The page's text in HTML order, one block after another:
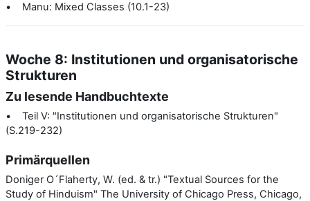
• Manu: Mixed Classes (10.1-23)
Woche 8: Institutionen und organisatorische
Strukturen
Zu lesende Handbuchtexte
• Teil V: "Institutionen und organisatorische Strukturen"
(S.219-232)
Primärquellen
Doniger O´Flaherty, W. (ed. & tr.) "Textual Sources for the
Study of Hinduism" The University of Chicago Press, Chicago,